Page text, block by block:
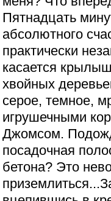
Пятнадцать
абсолютного
практически
касается
хвойных
серое, темное,
игрушечными
Джомсом.
посадочная
бетона? Это